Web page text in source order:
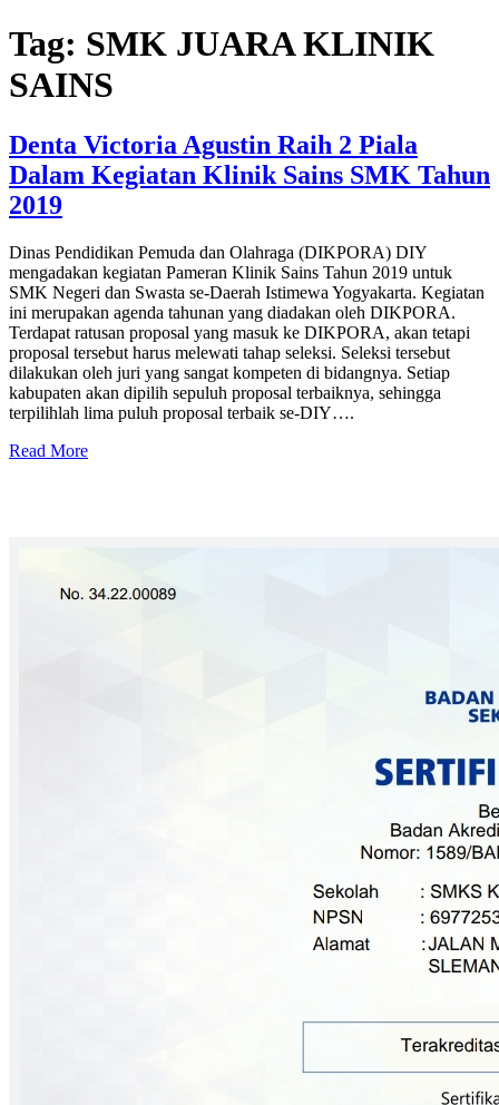
Tag: SMK JUARA KLINIK
SAINS
Denta Victoria Agustin Raih 2 Piala
Dalam Kegiatan Klinik Sains SMK Tahun
2019
Dinas Pendidikan Pemuda dan Olahraga (DIKPORA) DIY
mengadakan kegiatan Pameran Klinik Sains Tahun 2019 untuk
SMK Negeri dan Swasta se-Daerah Istimewa Yogyakarta. Kegiatan
ini merupakan agenda tahunan yang diadakan oleh DIKPORA.
Terdapat ratusan proposal yang masuk ke DIKPORA, akan tetapi
proposal tersebut harus melewati tahap seleksi. Seleksi tersebut
dilakukan oleh juri yang sangat kompeten di bidangnya. Setiap
kabupaten akan dipilih sepuluh proposal terbaiknya, sehingga
terpilihlah lima puluh proposal terbaik se-DIY….
Read More